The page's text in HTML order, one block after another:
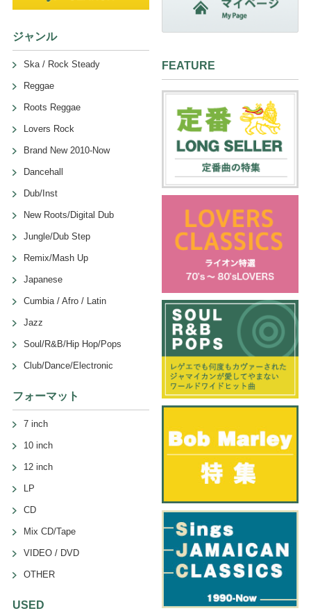
ジャンル
Ska / Rock Steady
Reggae
Roots Reggae
Lovers Rock
Brand New 2010-Now
Dancehall
Dub/Inst
New Roots/Digital Dub
Jungle/Dub Step
Remix/Mash Up
Japanese
Cumbia / Afro / Latin
Jazz
Soul/R&B/Hip Hop/Pops
Club/Dance/Electronic
フォーマット
7 inch
10 inch
12 inch
LP
CD
Mix CD/Tape
VIDEO / DVD
OTHER
USED
FEATURE